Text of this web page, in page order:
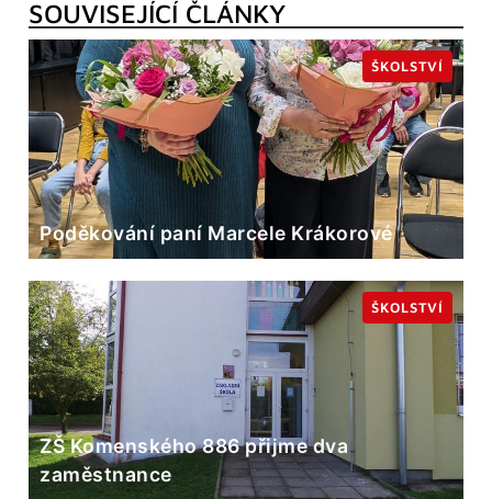
SOUVISEJÍCÍ ČLÁNKY
Poděkování paní Marcele Krákorové
ŠKOLSTVÍ
ZŠ Komenského 886 přijme dva
zaměstnance
ŠKOLSTVÍ